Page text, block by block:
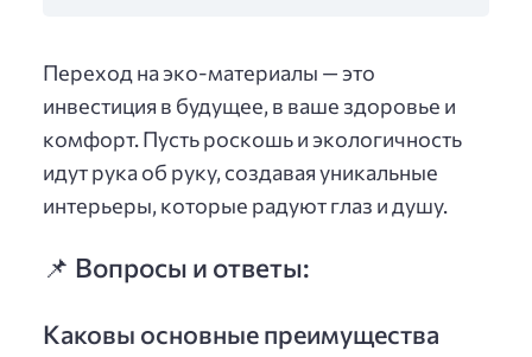
Переход на эко-материалы — это
инвестиция в будущее, в ваше здоровье и
комфорт. Пусть роскошь и экологичность
идут рука об руку, создавая уникальные
интерьеры, которые радуют глаз и душу.
📌 Вопросы и ответы:
Каковы основные преимущества